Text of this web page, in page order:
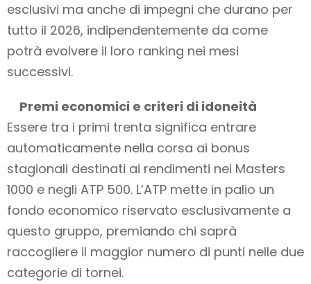
esclusivi ma anche di impegni che durano per
tutto il 2026, indipendentemente da come
potrà evolvere il loro ranking nei mesi
successivi.
Premi economici e criteri di idoneità
Essere tra i primi trenta significa entrare
automaticamente nella corsa ai bonus
stagionali destinati ai rendimenti nei Masters
1000 e negli ATP 500. L’ATP mette in palio un
fondo economico riservato esclusivamente a
questo gruppo, premiando chi saprà
raccogliere il maggior numero di punti nelle due
categorie di tornei.